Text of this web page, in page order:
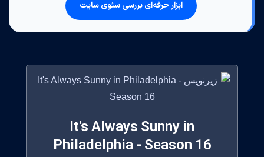
ابزار حرفه‌ای بررسی سئوی سایت
It's Always Sunny in
Philadelphia - Season 16